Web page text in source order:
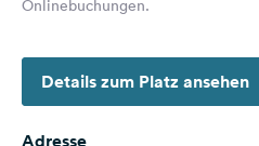
Fragen &
Sprache:
Deutsch
Onlinebuchungen.
Details zum Platz ansehen
Adresse